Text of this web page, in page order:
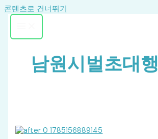
콘텐츠로 건너뛰기
남원시벌초대행